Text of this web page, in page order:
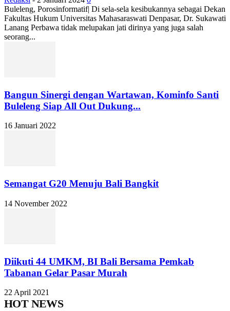
Buleleng, Porosinformatif| Di sela-sela kesibukannya sebagai Dekan
Fakultas Hukum Universitas Mahasaraswati Denpasar, Dr. Sukawati
Lanang Perbawa tidak melupakan jati dirinya yang juga salah
seorang...
Bangun Sinergi dengan Wartawan, Kominfo Santi
Buleleng Siap All Out Dukung...
16 Januari 2022
Semangat G20 Menuju Bali Bangkit
14 November 2022
Diikuti 44 UMKM, BI Bali Bersama Pemkab
Tabanan Gelar Pasar Murah
22 April 2021
HOT NEWS